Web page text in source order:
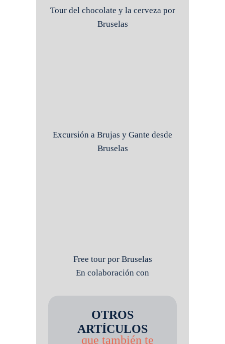
Tour del chocolate y la cerveza por
Bruselas
Excursión a Brujas y Gante desde
Bruselas
Free tour por Bruselas
En colaboración con
OTROS
ARTÍCULOS
que también te